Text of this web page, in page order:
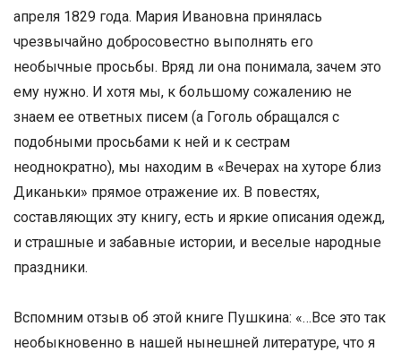
апреля 1829 года. Мария Ивановна принялась
чрезвычайно добросовестно выполнять его
необычные просьбы. Вряд ли она понимала, зачем это
ему нужно. И хотя мы, к большому сожалению не
знаем ее ответных писем (а Гоголь обращался с
подобными просьбами к ней и к сестрам
неоднократно), мы находим в «Вечерах на хуторе близ
Диканьки» прямое отражение их. В повестях,
составляющих эту книгу, есть и яркие описания одежд,
и страшные и забавные истории, и веселые народные
праздники.
Вспомним отзыв об этой книге Пушкина: «…Все это так
необыкновенно в нашей нынешней литературе, что я